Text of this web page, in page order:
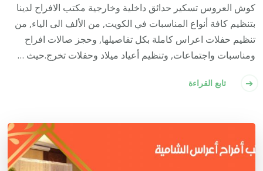
كوش العروس تسكير حدائق داخلية وخارجية مكتب الافراح لدينا
بتنظيم كافة أنواع المناسبات في الكويت, من الألف الى الياء, من
تنظيم حفلات اعراس كاملة بكل تفاصيلها, وحجز صالات افراح
ومناسبات واجتماعات, وتنظيم أعياد ميلاد وحفلات تخرج.حيث …
تابع القراءة